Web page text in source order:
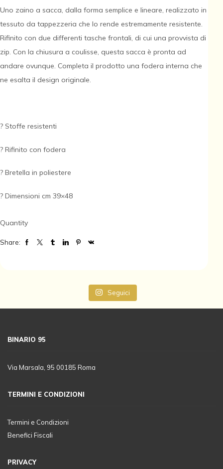
Uno zaino a sacca, dalla forma semplice e lineare, realizzato in
tessuto da tappezzeria che lo rende estremamente resistente.
Rifinito con due differenti tasche frontali, di cui una provvista di
zip. Con la chiusura a coulisse, questa sacca è pronta ad
andare ovunque. Completa il prodotto una fodera interna che
ne esalta il design originale.
? Stoffe resistenti
? Rifinito con fodera
? Bretella in poliestere
? Dimensioni cm 39×48
Quantity
Share:
Seguici
BINARIO 95
Via Marsala, 95 00185 Roma
TERMINI E CONDIZIONI
Termini e Condizioni
Benefici Fiscali
PRIVACY